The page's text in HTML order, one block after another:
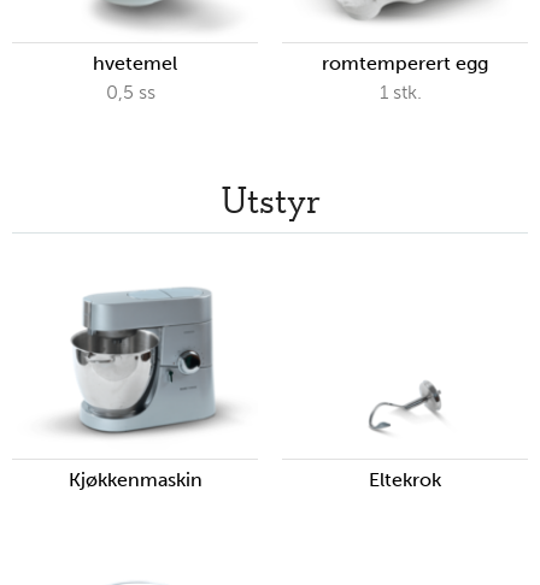
hvetemel
0,5 ss
romtemperert egg
1 stk.
Utstyr
Kjøkkenmaskin Eltekrok